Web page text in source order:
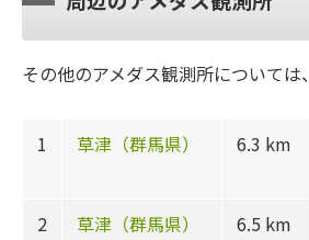
その他のアメダス観測所については、
1 草津（群馬県） 6.3 km
2
草津（群馬県） 6.5 km